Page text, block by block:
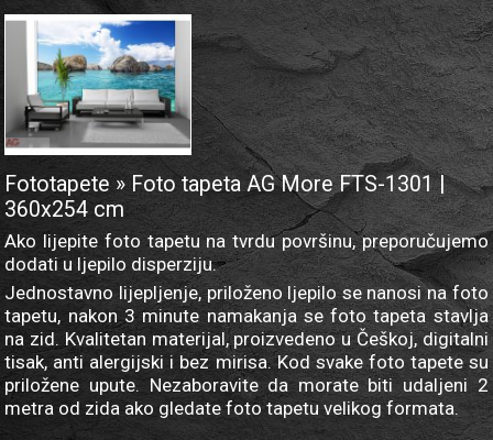
Fototapete » Foto tapeta AG More FTS-1301 |
360x254 cm
Ako lijepite foto tapetu na tvrdu površinu, preporučujemo
dodati u ljepilo disperziju.
Jednostavno lijepljenje, priloženo ljepilo se nanosi na foto
tapetu, nakon 3 minute namakanja se foto tapeta stavlja
na zid. Kvalitetan materijal, proizvedeno u Češkoj, digitalni
tisak, anti alergijski i bez mirisa. Kod svake foto tapete su
priložene upute. Nezaboravite da morate biti udaljeni 2
metra od zida ako gledate foto tapetu velikog formata.